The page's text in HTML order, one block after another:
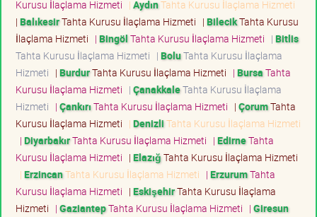
Kurusu İlaçlama Hizmeti | AydınTahta Kurusu İlaçlama Hizmeti
| BalıkesirTahta Kurusu İlaçlama Hizmeti | BilecikTahta Kurusu
İlaçlama Hizmeti | BingölTahta Kurusu İlaçlama Hizmeti | Bitlis
Tahta Kurusu İlaçlama Hizmeti | BoluTahta Kurusu İlaçlama
Hizmeti | BurdurTahta Kurusu İlaçlama Hizmeti | BursaTahta
Kurusu İlaçlama Hizmeti | ÇanakkaleTahta Kurusu İlaçlama
Hizmeti | ÇankırıTahta Kurusu İlaçlama Hizmeti | ÇorumTahta
Kurusu İlaçlama Hizmeti | DenizliTahta Kurusu İlaçlama Hizmeti
| DiyarbakırTahta Kurusu İlaçlama Hizmeti | EdirneTahta
Kurusu İlaçlama Hizmeti | ElazığTahta Kurusu İlaçlama Hizmeti
| ErzincanTahta Kurusu İlaçlama Hizmeti | ErzurumTahta
Kurusu İlaçlama Hizmeti | EskişehirTahta Kurusu İlaçlama
Hizmeti | GaziantepTahta Kurusu İlaçlama Hizmeti | Giresun